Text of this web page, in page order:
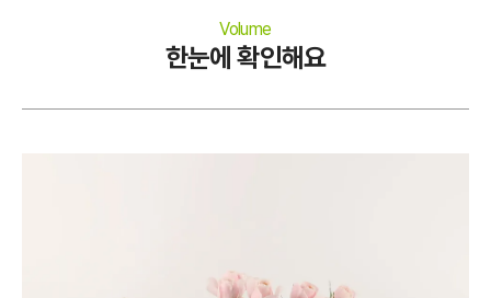
Volume
한눈에 확인해요